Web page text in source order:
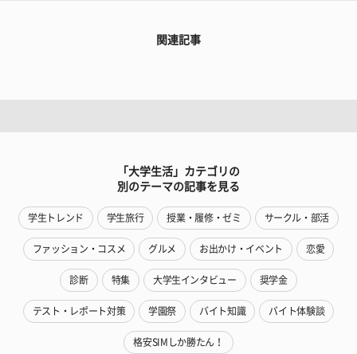
関連記事
「大学生活」カテゴリの
別のテーマの記事を見る
学生トレンド 学生旅行 授業・履修・ゼミ サークル・部活
ファッション・コスメ グルメ お出かけ・イベント 恋愛
診断 特集 大学生インタビュー 奨学金
テスト・レポート対策 学園祭 バイト知識 バイト体験談
格安SIMしか勝たん！